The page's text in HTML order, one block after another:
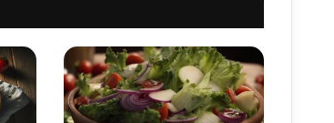
Как получить гражданство РФ:
пошаговое руководство